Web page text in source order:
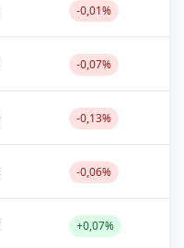
-0,01%
-0,07%
-0,13%
-0,06%
+0,07%